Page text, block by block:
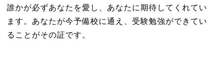
誰かが必ずあなたを愛し、あなたに期待してくれてい
ます。あなたが今予備校に通え、受験勉強ができてい
ることがその証です。